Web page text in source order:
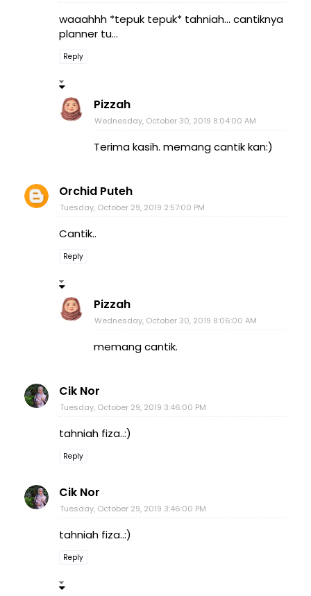
waaahhh *tepuk tepuk* tahniah... cantiknya
planner tu...
Reply
Pizzah
Wednesday, October 30, 2019 8:04:00 AM
Terima kasih. memang cantik kan:)
Orchid Puteh
Tuesday, October 29, 2019 2:57:00 PM
Cantik..
Reply
Pizzah
Wednesday, October 30, 2019 8:06:00 AM
memang cantik.
Cik Nor
Tuesday, October 29, 2019 3:46:00 PM
tahniah fiza..:)
Reply
Cik Nor
Tuesday, October 29, 2019 3:46:00 PM
tahniah fiza..:)
Reply